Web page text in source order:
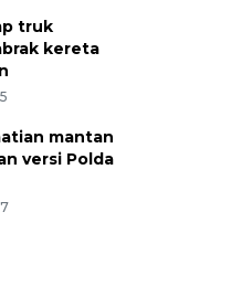
truk
kereta
mantan
versi Polda